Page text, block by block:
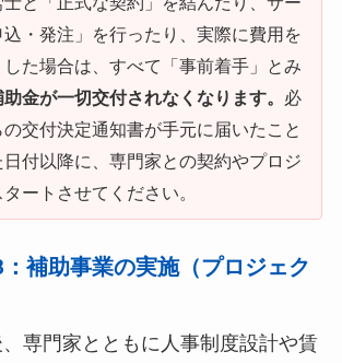
込・発注」を行ったり、実際に費用を
た場合は、すべて「事前着手」とみ
金が一切交付されなくなります。 必
交付決定通知書が手元に届いたこと
付以降に、専門家との契約やプロジ
ートさせてください。
補助事業の実施（プロジェク
専門家とともに人事制度設計や賃